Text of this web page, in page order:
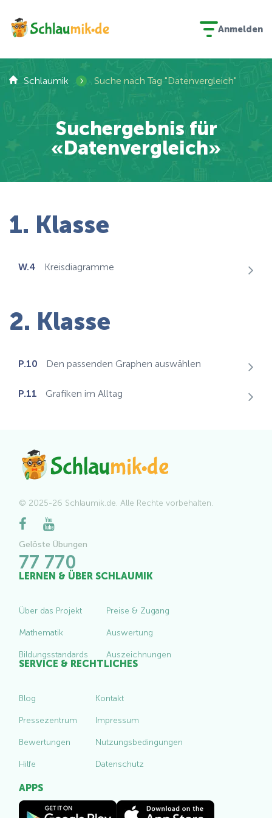
Anmelden
Schlaumik › Suche nach Tag "Datenvergleich"
Suchergebnis für
«Datenvergleich»
1. Klasse
W.4 Kreisdiagramme
2. Klasse
P.10 Den passenden Graphen auswählen
P.11 Grafiken im Alltag
© 2025-26 Schlaumik.de. Alle Rechte vorbehalten.
Gelöste Übungen
77 770
LERNEN & ÜBER SCHLAUMIK
Über das Projekt
Mathematik
Bildungsstandards
Preise & Zugang
Auswertung
Auszeichnungen
SERVICE & RECHTLICHES
Blog
Pressezentrum
Bewertungen
Hilfe
Kontakt
Impressum
Nutzungsbedingungen
Datenschutz
APPS